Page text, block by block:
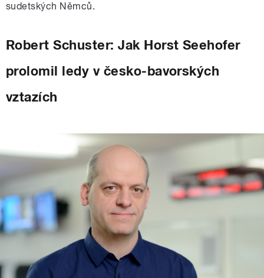
sudetských Němců.
Robert Schuster: Jak Horst Seehofer
prolomil ledy v česko-bavorských
vztazích